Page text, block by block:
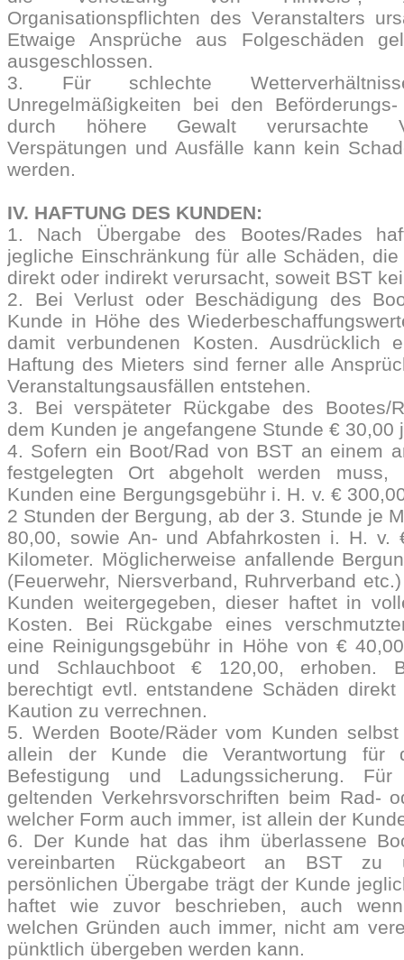
Organisationspflichten des Veranstalters
Etwaige Ansprüche aus Folgeschäden
ausgeschlossen.
3. Für schlechte
Unregelmäßigkeiten bei den
durch höhere Gewalt verursachte
Verspätungen und Ausfälle kann kein
werden.
IV. HAFTUNG DES KUNDEN:
1. Nach Übergabe des Bootes/Rades
jegliche Einschränkung für alle Schäden,
direkt oder indirekt verursacht, soweit BST
2. Bei Verlust oder Beschädigung des
Kunde in Höhe des
damit verbundenen Kosten. Ausdrücklich
Haftung des Mieters sind ferner alle
Veranstaltungsausfällen entstehen.
3. Bei verspäteter Rückgabe des Bootes/
dem Kunden je angefangene Stunde € 30,00
4. Sofern ein Boot/Rad von BST an einem
festgelegten Ort abgeholt werden muss,
Kunden eine Bergungsgebühr i. H. v. €
2 Stunden der Bergung, ab der 3. Stunde je
80,00, sowie An- und Abfahrkosten i. H. v.
Kilometer. Möglicherweise anfallende
(Feuerwehr, Niersverband, Ruhrverband
Kunden weitergegeben, dieser haftet in
Kosten. Bei Rückgabe eines
eine Reinigungsgebühr in Höhe von €
und Schlauchboot € 120,00, erhoben.
berechtigt evtl. entstandene Schäden
Kaution zu verrechnen.
5. Werden Boote/Räder vom Kunden
allein der Kunde die Verantwortung für
Befestigung und Ladungssicherung.
geltenden Verkehrsvorschriften beim Rad-
welcher Form auch immer, ist allein der
6. Der Kunde hat das ihm überlassene
vereinbarten Rückgabeort an BST zu
persönlichen Übergabe trägt der Kunde
haftet wie zuvor beschrieben, auch
welchen Gründen auch immer, nicht am
pünktlich übergeben werden kann.